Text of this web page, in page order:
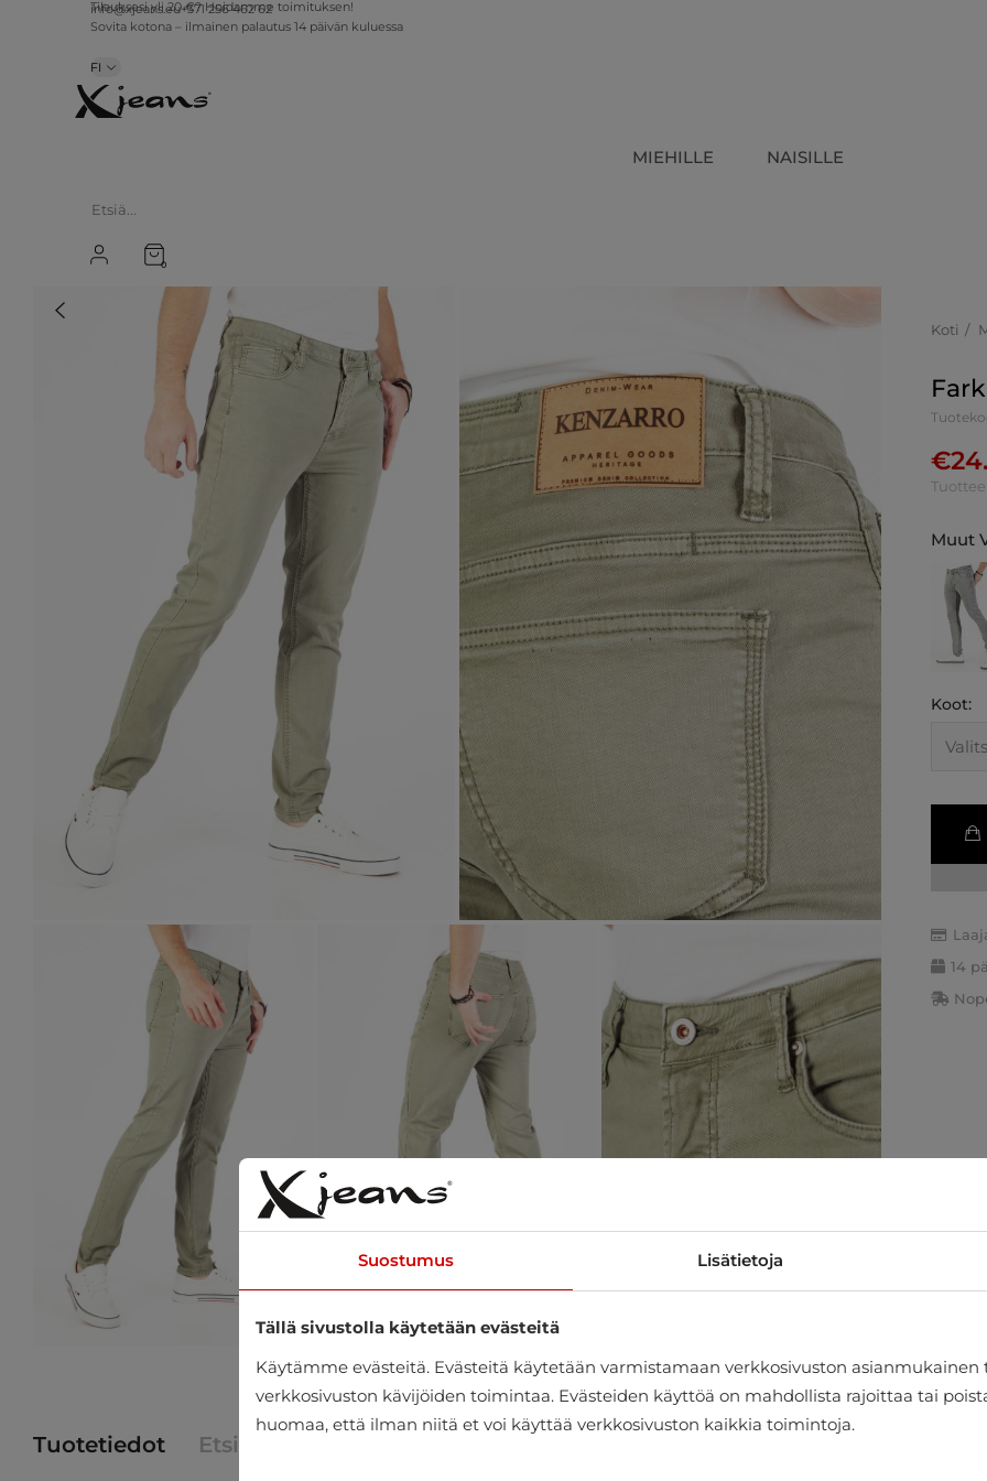
info@xjeans.eu+371 256 462 62
Tilauksesi yli 20 €? Hoidamme toimituksen!
FI
MIEHILLE NAISILLE
0
Koti
€
Muut
Koot:
14
Tuotetiedot Etsi tuote myymälästä
Suostumus Lisätietoja
Tällä sivustolla käytetään evästeitä
Käytämme evästeitä. Evästeitä käytetään varmistamaan verkkosivuston
verkkosivuston kävijöiden toimintaa. Evästeiden käyttöä on mahdollista rajoittaa tai
huomaa, että ilman niitä et voi käyttää verkkosivuston kaikkia toimintoja.